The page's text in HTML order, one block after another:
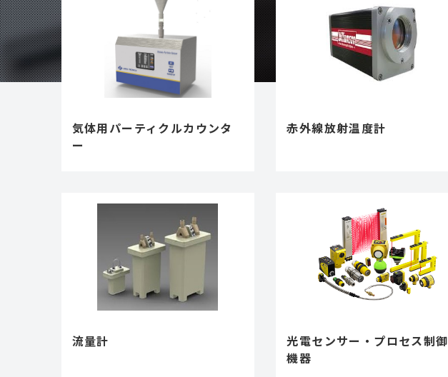
気体用パーティクルカウンタ
ー
赤外線放射温度計
流量計
光電センサー・プロセス制御
機器